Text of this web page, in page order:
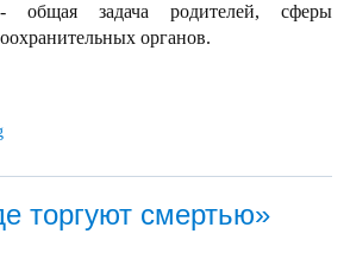
общая задача родителей, сферы
органов.
торгуют смертью»